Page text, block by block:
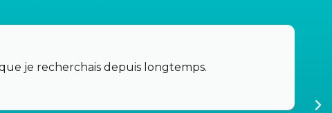
Total de 6 fichiers
répondre à vos besoins et préférences spécifiques,
je recherchais depuis longtemps.